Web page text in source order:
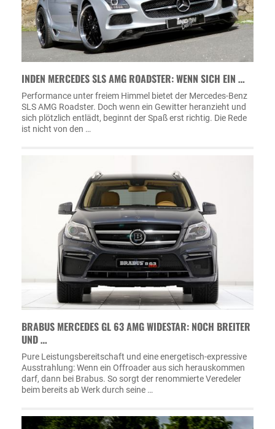
INDEN MERCEDES SLS AMG ROADSTER: WENN SICH EIN …
Performance unter freiem Himmel bietet der Mercedes-Benz
SLS AMG Roadster. Doch wenn ein Gewitter heranzieht und
sich plötzlich entlädt, beginnt der Spaß erst richtig. Die Rede
ist nicht von den …
BRABUS MERCEDES GL 63 AMG WIDESTAR: NOCH BREITER
UND …
Pure Leistungsbereitschaft und eine energetisch-expressive
Ausstrahlung: Wenn ein Offroader aus sich herauskommen
darf, dann bei Brabus. So sorgt der renommierte Veredeler
beim bereits ab Werk durch seine …